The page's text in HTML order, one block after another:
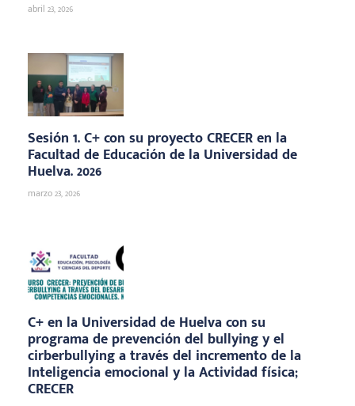
abril 23, 2026
Sesión 1. C+ con su proyecto CRECER en la
Facultad de Educación de la Universidad de
Huelva. 2026
marzo 23, 2026
C+ en la Universidad de Huelva con su
programa de prevención del bullying y el
cirberbullying a través del incremento de la
Inteligencia emocional y la Actividad física;
CRECER